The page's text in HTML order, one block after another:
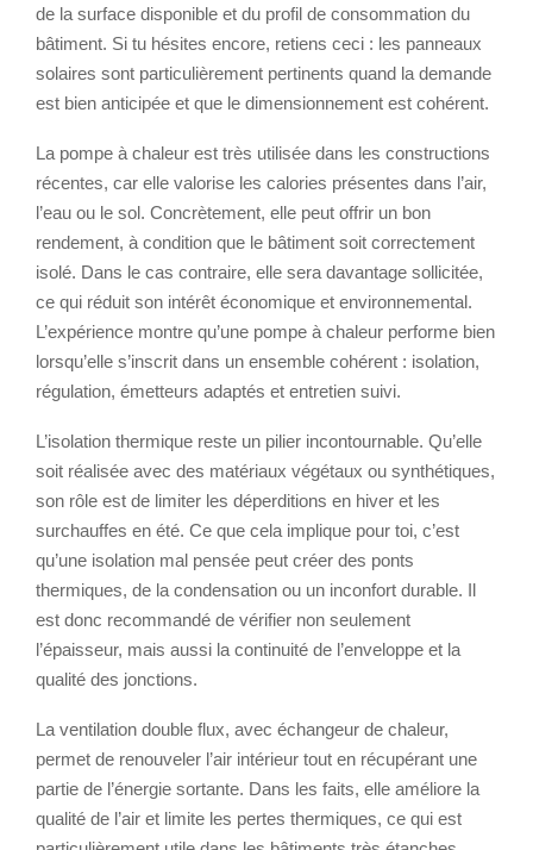
de la surface disponible et du profil de consommation du
bâtiment. Si tu hésites encore, retiens ceci : les panneaux
solaires sont particulièrement pertinents quand la demande
est bien anticipée et que le dimensionnement est cohérent.
La pompe à chaleur est très utilisée dans les constructions
récentes, car elle valorise les calories présentes dans l’air,
l’eau ou le sol. Concrètement, elle peut offrir un bon
rendement, à condition que le bâtiment soit correctement
isolé. Dans le cas contraire, elle sera davantage sollicitée,
ce qui réduit son intérêt économique et environnemental.
L’expérience montre qu’une pompe à chaleur performe bien
lorsqu’elle s’inscrit dans un ensemble cohérent : isolation,
régulation, émetteurs adaptés et entretien suivi.
L’isolation thermique reste un pilier incontournable. Qu’elle
soit réalisée avec des matériaux végétaux ou synthétiques,
son rôle est de limiter les déperditions en hiver et les
surchauffes en été. Ce que cela implique pour toi, c’est
qu’une isolation mal pensée peut créer des ponts
thermiques, de la condensation ou un inconfort durable. Il
est donc recommandé de vérifier non seulement
l’épaisseur, mais aussi la continuité de l’enveloppe et la
qualité des jonctions.
La ventilation double flux, avec échangeur de chaleur,
permet de renouveler l’air intérieur tout en récupérant une
partie de l’énergie sortante. Dans les faits, elle améliore la
qualité de l’air et limite les pertes thermiques, ce qui est